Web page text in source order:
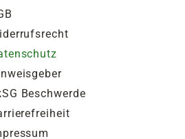
Beschwerde